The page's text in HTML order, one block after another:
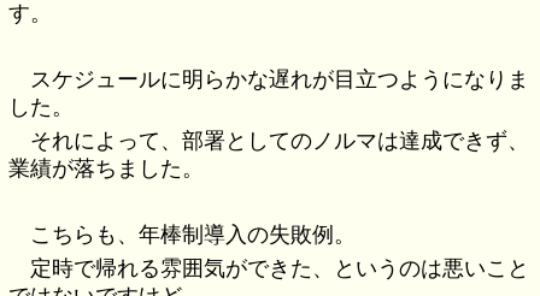
す。
スケジュールに明らかな遅れが目立つようになりま
した。
それによって、部署としてのノルマは達成できず、
業績が落ちました。
こちらも、年棒制導入の失敗例。
定時で帰れる雰囲気ができた、というのは悪いこと